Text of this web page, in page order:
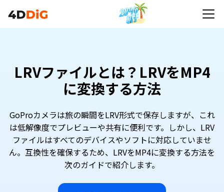
LRVファイルとは？LRVをMP4
に変換する方法
GoProカメラは旅の瞬間をLRV形式で保存しますが、これ
は低解像度でプレビューや共有に便利です。しかし、LRV
ファイルはすべてのデバイスやソフトに対応していませ
ん。互換性を確保するため、LRVをMP4に変換する方法を
次のガイドで紹介します。